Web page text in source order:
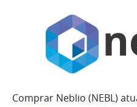
Comprar Neblio (NEBL)